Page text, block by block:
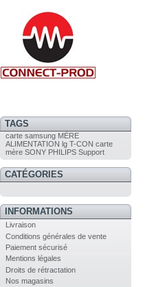
TAGS
carte samsung MÈRE
ALIMENTATION lg T-CON carte
mère SONY PHILIPS Support
CATÉGORIES
INFORMATIONS
Livraison
Conditions générales de vente
Paiement sécurisé
Mentions légales
Droits de rétractation
Nos magasins